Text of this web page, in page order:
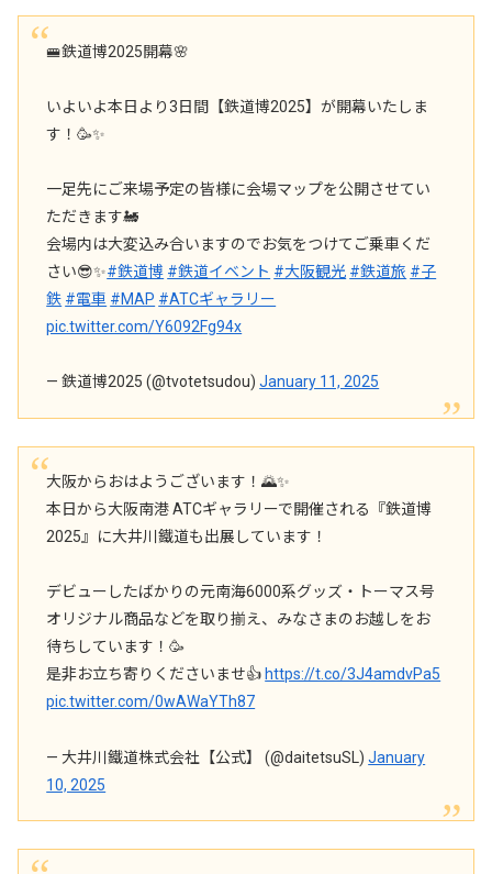
🚝鉄道博2025開幕🌸
いよいよ本日より3日間【鉄道博2025】が開幕いたしま
す！🥳✨
一足先にご来場予定の皆様に会場マップを公開させてい
ただきます🚂
会場内は大変込み合いますのでお気をつけてご乗車くだ
さい😎✨#鉄道博 #鉄道イベント #大阪観光 #鉄道旅 #子
鉄 #電車 #MAP #ATCギャラリー
pic.twitter.com/Y6092Fg94x
— 鉄道博2025 (@tvotetsudou)January 11, 2025
大阪からおはようございます！🌄✨
本日から大阪南港 ATCギャラリーで開催される『鉄道博
2025』に大井川鐵道も出展しています！
デビューしたばかりの元南海6000系グッズ・トーマス号
オリジナル商品などを取り揃え、みなさまのお越しをお
待ちしています！🥳
是非お立ち寄りくださいませ👍 https://t.co/3J4amdvPa5
pic.twitter.com/0wAWaYTh87
— 大井川鐵道株式会社【公式】 (@daitetsuSL)January
10, 2025